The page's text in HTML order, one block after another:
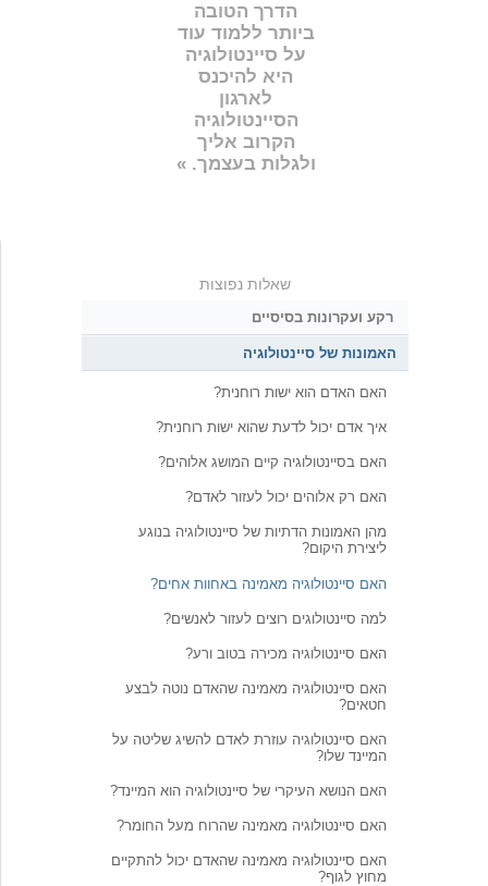
הדרך הטובה
ביותר ללמוד עוד
על סיינטולוגיה
היא להיכנס
לארגון
הסיינטולוגיה
הקרוב אליך
ולגלות בעצמך. »
שאלות נפוצות
רקע ועקרונות בסיסיים
האמונות של סיינטולוגיה
האם האדם הוא ישות רוחנית?
איך אדם יכול לדעת שהוא ישות רוחנית?
האם בסיינטולוגיה קיים המושג אלוהים?
האם רק אלוהים יכול לעזור לאדם?
מהן האמונות הדתיות של סיינטולוגיה בנוגע
ליצירת היקום?
האם סיינטולוגיה מאמינה באחוות אחים?
למה סיינטולוגים רוצים לעזור לאנשים?
האם סיינטולוגיה מכירה בטוב ורע?
האם סיינטולוגיה מאמינה שהאדם נוטה לבצע
חטאים?
האם סיינטולוגיה עוזרת לאדם להשיג שליטה על
המיינד שלו?
האם הנושא העיקרי של סיינטולוגיה הוא המיינד?
האם סיינטולוגיה מאמינה שהרוח מעל החומר?
האם סיינטולוגיה מאמינה שהאדם יכול להתקיים
מחוץ לגוף?